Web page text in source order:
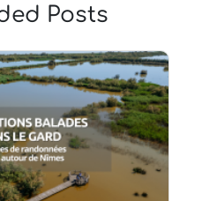
Posts